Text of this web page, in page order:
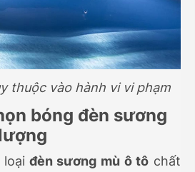
thuộc vào hành vi vi phạm
bóng đèn sương
đèn sương mù ô tô chất